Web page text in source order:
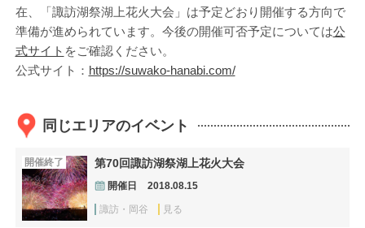
在、「諏訪湖祭湖上花火大会」は予定どおり開催する方向で
準備が進められています。今後の開催可否予定については公
式サイト をご確認ください。
公式サイト： https://suwako-hanabi.com/
同じエリアのイベント
開催終了 第70回諏訪湖祭湖上花火大会
開催日 2018.08.15
諏訪・岡谷 見る